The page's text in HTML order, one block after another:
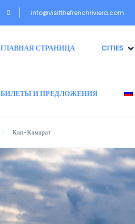
info@visitthefrenchriviera.com
ГЛАВНАЯ СТРАНИЦА CITIES
БИЛЕТЫ И ПРЕДЛОЖЕНИЯ
Кап-Камарат